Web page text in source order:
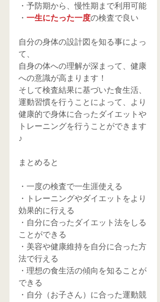
・予防期から、慢性期まで利用可能
・ 一生にたった一度の検査で良い
自分の身体の設計図を知る事によっ
て、
自身の体への理解が深まって、健康
への意識が高まります！
そして検査結果に基づいた食生活、
運動習慣を行うことによって、より
健康的で身体に合ったダイエットや
トレーニングを行うことができます
♪
まとめると
・一度の検査で一生涯使える
・トレーニングやダイエットをより
効果的に行える
・自分に合ったダイエット法をしる
ことができる
・美容や健康維持を自分に合った方
法で行える
・理想の食生活の傾向を知ることが
できる
・自分（お子さん）に合った運動競